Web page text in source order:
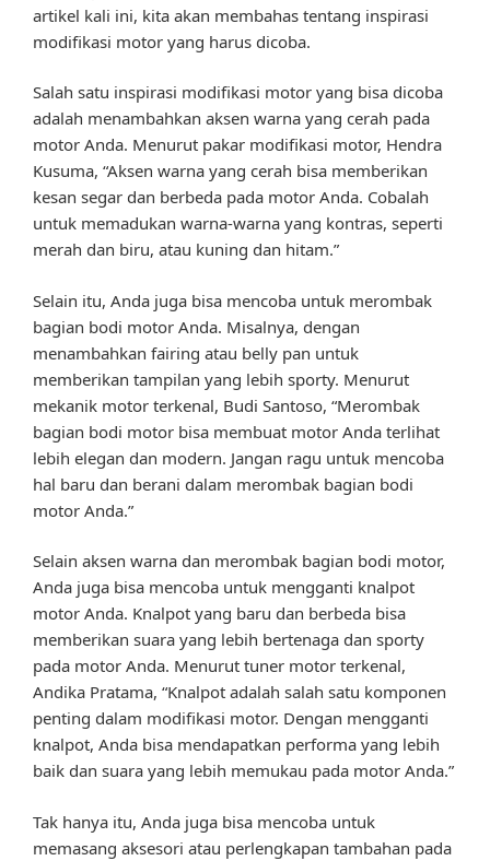
artikel kali ini, kita akan membahas tentang inspirasi
modifikasi motor yang harus dicoba.
Salah satu inspirasi modifikasi motor yang bisa dicoba
adalah menambahkan aksen warna yang cerah pada
motor Anda. Menurut pakar modifikasi motor, Hendra
Kusuma, “Aksen warna yang cerah bisa memberikan
kesan segar dan berbeda pada motor Anda. Cobalah
untuk memadukan warna-warna yang kontras, seperti
merah dan biru, atau kuning dan hitam.”
Selain itu, Anda juga bisa mencoba untuk merombak
bagian bodi motor Anda. Misalnya, dengan
menambahkan fairing atau belly pan untuk
memberikan tampilan yang lebih sporty. Menurut
mekanik motor terkenal, Budi Santoso, “Merombak
bagian bodi motor bisa membuat motor Anda terlihat
lebih elegan dan modern. Jangan ragu untuk mencoba
hal baru dan berani dalam merombak bagian bodi
motor Anda.”
Selain aksen warna dan merombak bagian bodi motor,
Anda juga bisa mencoba untuk mengganti knalpot
motor Anda. Knalpot yang baru dan berbeda bisa
memberikan suara yang lebih bertenaga dan sporty
pada motor Anda. Menurut tuner motor terkenal,
Andika Pratama, “Knalpot adalah salah satu komponen
penting dalam modifikasi motor. Dengan mengganti
knalpot, Anda bisa mendapatkan performa yang lebih
baik dan suara yang lebih memukau pada motor Anda.”
Tak hanya itu, Anda juga bisa mencoba untuk
memasang aksesori atau perlengkapan tambahan pada